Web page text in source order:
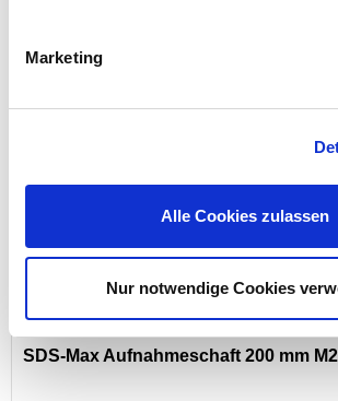
Marketing
Alle Cookies zulassen
Nur notwendige Cookies
SDS-Max Aufnahmeschaft 200 mm